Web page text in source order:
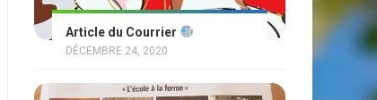
Article du Courrier
DÉCEMBRE 24, 2020